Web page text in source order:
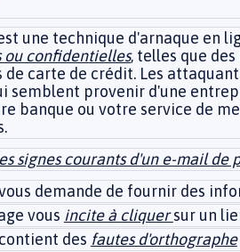
une technique d'arnaque en
ou confidentielles, telles que
de carte de crédit. Les
semblent provenir d'une
banque ou votre service de
signes courants d'un e-mail de
demande de fournir des
vous incite à cliquersur un
des fautes d'orthographe